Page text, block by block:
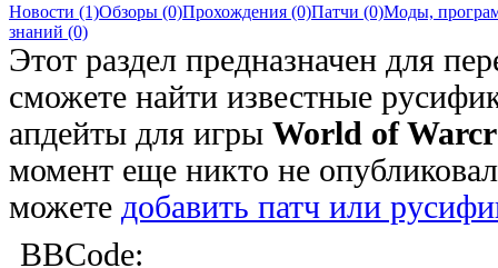
Новости (1)Обзоры (0)Прохождения (0)Патчи (0)Моды,
знаний (0)
Этот раздел предназначен для
сможете найти известные
апдейты для игры World of
момент еще никто не
можете добавить патч или
BBCode: